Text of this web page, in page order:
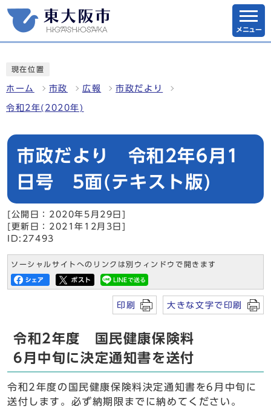
メニュー
現在位置
ホーム 市政 広報 市政だより
令和2年(2020年)
市政だより 令和2年6月1
日号 5面(テキスト版)
[公開日：2020年5月29日]
[更新日：2021年12月3日]
ID:27493
ソーシャルサイトへのリンクは別ウィンドウで開きます
印刷 大きな文字で印刷
令和2年度 国民健康保険料
6月中旬に決定通知書を送付
令和2年度の国民健康保険料決定通知書を6月中旬に
送付します。必ず納期限までに納めてください。